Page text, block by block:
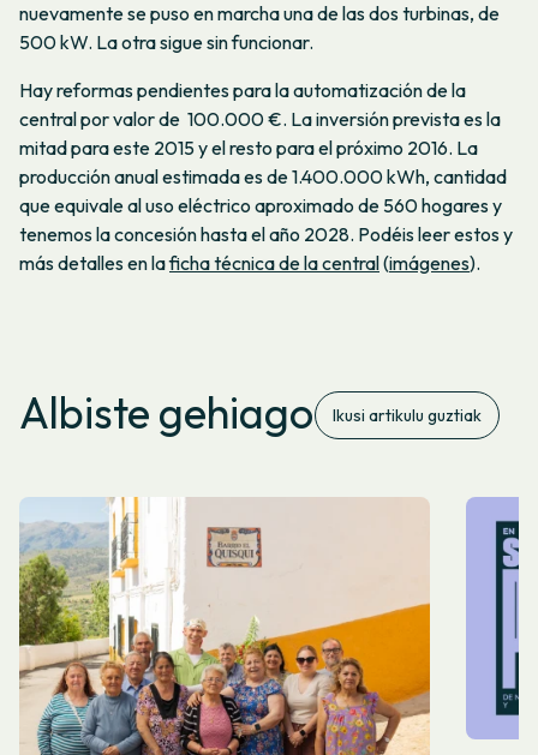
nuevamente se puso en marcha una de las dos turbinas, de
500 kW. La otra sigue sin funcionar.
Hay reformas pendientes para la automatización de la
central por valor de 100.000 €. La inversión prevista es la
mitad para este 2015 y el resto para el próximo 2016. La
producción anual estimada es de 1.400.000 kWh, cantidad
que equivale al uso eléctrico aproximado de 560 hogares y
tenemos la concesión hasta el año 2028. Podéis leer estos y
más detalles en laficha técnica de la central(imágenes).
Albiste gehiago Ikusi artikulu guztiak